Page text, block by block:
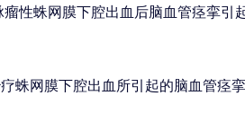
性蛛网膜下腔出血后脑血管痉挛引
蛛网膜下腔出血所引起的脑血管痉